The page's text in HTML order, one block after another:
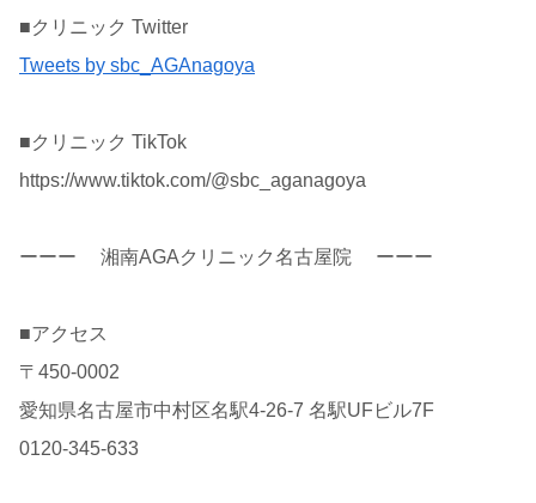
■クリニック Twitter
Tweets by sbc_AGAnagoya
■クリニック TikTok
https://www.tiktok.com/@sbc_aganagoya
ーーー 湘南AGAクリニック名古屋院 ーーー
■アクセス
〒450-0002
愛知県名古屋市中村区名駅4-26-7 名駅UFビル7F
0120-345-633